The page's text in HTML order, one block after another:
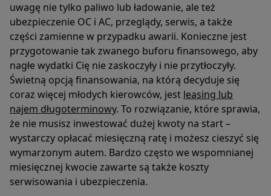
uwagę nie tylko paliwo lub ładowanie, ale też
ubezpieczenie OC i AC, przeglądy, serwis, a także
części zamienne w przypadku awarii. Konieczne jest
przygotowanie tak zwanego buforu finansowego, aby
nagłe wydatki Cię nie zaskoczyły i nie przytłoczyły.
Świetną opcją finansowania, na którą decyduje się
coraz więcej młodych kierowców, jest leasing lub
najem długoterminowy. To rozwiązanie, które sprawia,
że nie musisz inwestować dużej kwoty na start –
wystarczy opłacać miesięczną ratę i możesz cieszyć się
wymarzonym autem. Bardzo często we wspomnianej
miesięcznej kwocie zawarte są także koszty
serwisowania i ubezpieczenia.